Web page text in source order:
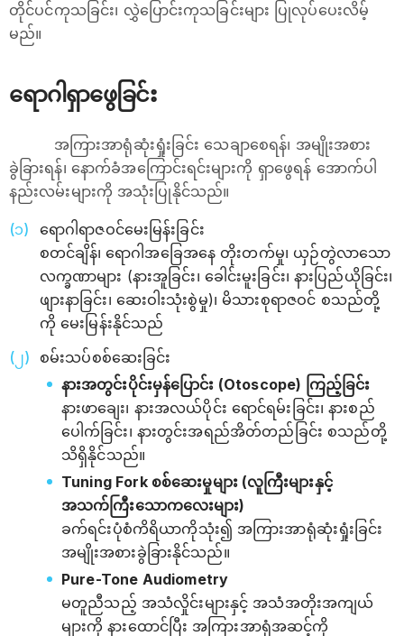
တိုင်ပင်ကုသခြင်း၊​ လွှဲပြောင်းကုသခြင်းများ ပြုလုပ်ပေးလိမ့်
မည်။
ရောဂါရှာဖွေခြင်း
အကြားအာရုံဆုံးရှုံးခြင်း သေချာစေရန်၊ အမျိုးအစား
ခွဲခြားရန်၊ နောက်ခံအကြောင်းရင်းများကို ရှာဖွေရန် အောက်ပါ
နည်းလမ်းများကို အသုံးပြုနိုင်သည်။
ရောဂါရာဇဝင်မေးမြန်းခြင်း
စတင်ချိန်၊ ရောဂါအခြေအနေ တိုးတက်မှု၊ ယှဉ်တွဲလာသော
လက္ခဏာများ (နားအူခြင်း၊ ခေါင်းမူးခြင်း၊ နားပြည်ယိုခြင်း၊
ဖျားနာခြင်း၊ ဆေးဝါးသုံးစွဲမှု)၊ မိသားစုရာဇဝင် စသည်တို့
ကို မေးမြန်းနိုင်သည်
စမ်းသပ်စစ်ဆေးခြင်း
နားအတွင်းပိုင်းမှန်ပြောင်း (Otoscope) ကြည့်ခြင်း
နားဖာချေး၊ နားအလယ်ပိုင်း ရောင်ရမ်းခြင်း၊ နားစည်
ပေါက်ခြင်း၊ နားတွင်းအရည်အိတ်တည်ခြင်း စသည်တို့
သိရှိနိုင်သည်။
Tuning Fork စစ်ဆေးမှုများ (လူကြီးများနှင့်
အသက်ကြီးသောကလေးများ)
ခက်ရင်းပုံစံကိရိယာကိုသုံး၍ အကြားအာရုံဆုံးရှုံးခြင်း
အမျိုးအစားခွဲခြားနိုင်သည်။
Pure-Tone Audiometry
မတူညီသည့် အသံလှိုင်းများနှင့် အသံအတိုးအကျယ်
များကို နားထောင်ပြီး အကြားအာရုံအဆင့်ကို